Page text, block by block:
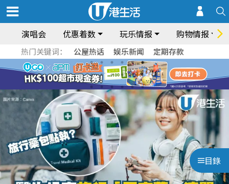
演唱会 优惠着数 玩乐情报 购物情报
热门关键词： 公屋热话 娱乐新闻 定期存款
目錄